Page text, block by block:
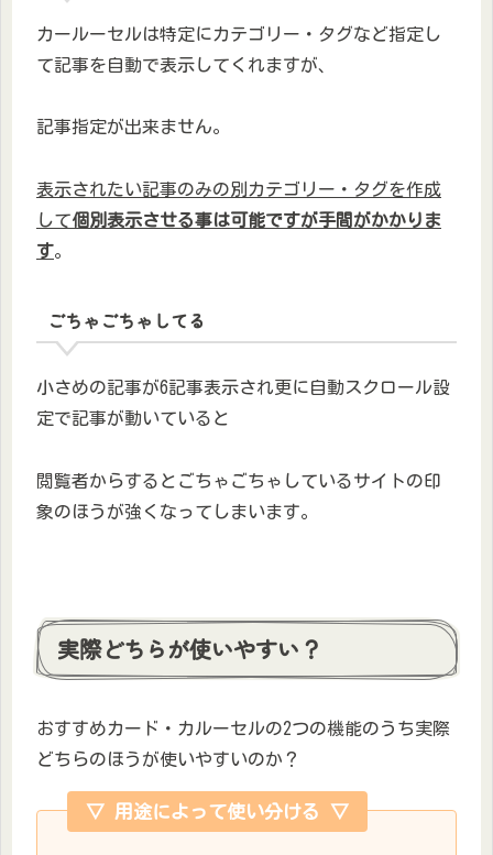
カールーセルは特定にカテゴリー・タグなど指定し
て記事を自動で表示してくれますが、
記事指定が出来ません。
表示されたい記事のみの別カテゴリー・タグを作成
して個別表示させる事は可能ですが手間がかかりま
す。
ごちゃごちゃしてる
小さめの記事が6記事表示され更に自動スクロール設
定で記事が動いていると
閲覧者からするとごちゃごちゃしているサイトの印
象のほうが強くなってしまいます。
実際どちらが使いやすい？
おすすめカード・カルーセルの2つの機能のうち実際
どちらのほうが使いやすいのか？
▽ 用途によって使い分ける ▽